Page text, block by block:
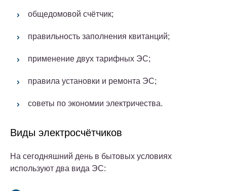
общедомовой счётчик;
правильность заполнения квитанций;
применение двух тарифных ЭС;
правила установки и ремонта ЭС;
советы по экономии электричества.
Виды электросчётчиков
На сегодняшний день в бытовых условиях
используют два вида ЭС: